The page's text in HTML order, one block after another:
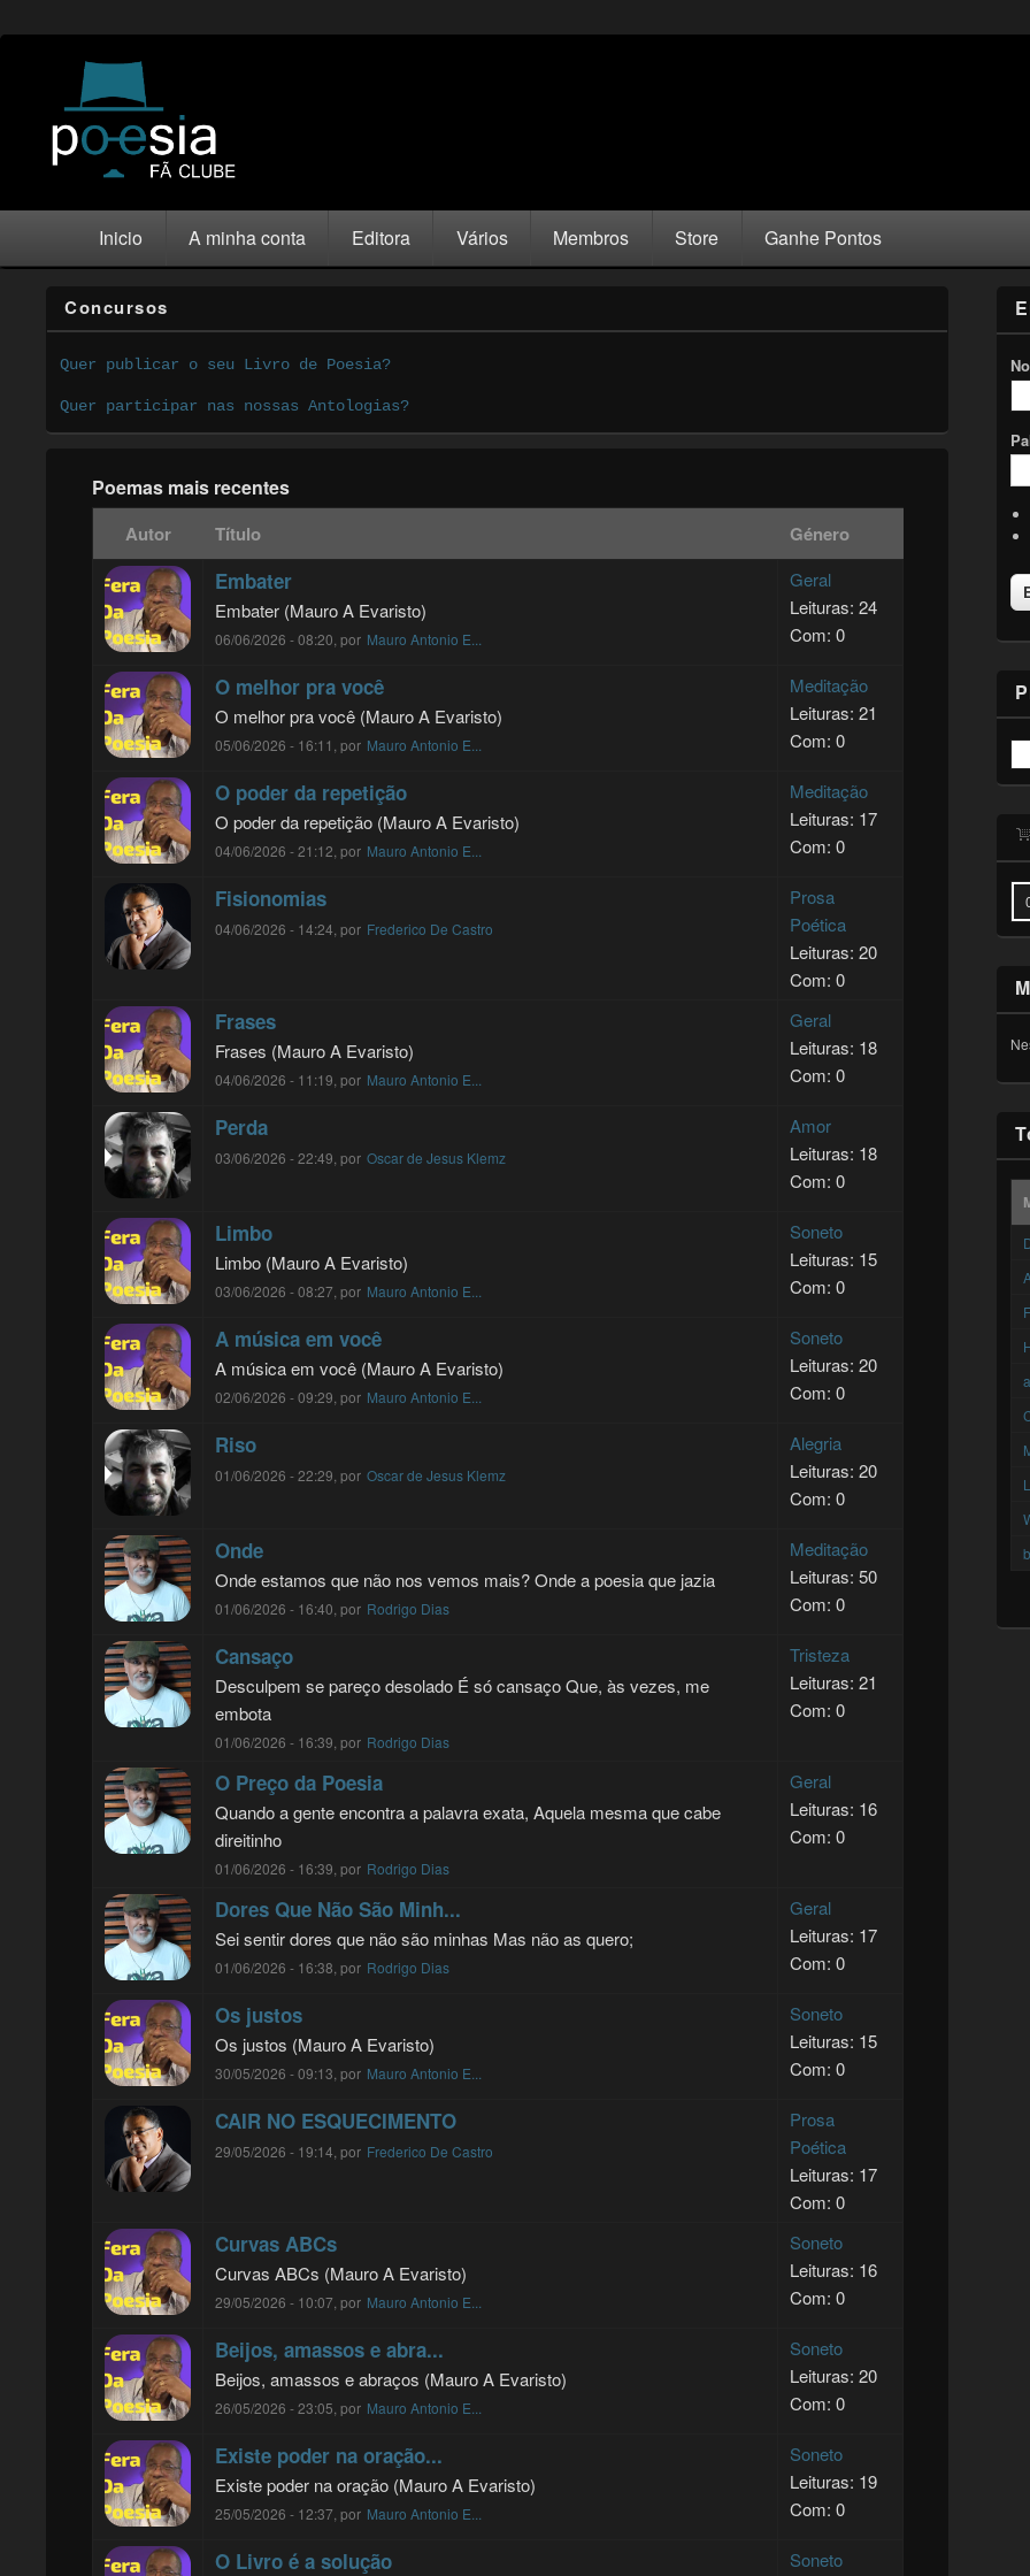
Inicio A minha conta Editora Vários Membros Store Ganhe Pontos
Concursos
Quer publicar o seu Livro de Poesia?
Quer participar nas nossas Antologias?
Poemas mais recentes
Autor Título Género
Embater
Embater (Mauro A Evaristo)
06/06/2026 - 08:20, por Mauro Antonio E...
Geral
Leituras: 24
Com: 0
O melhor pra você
O melhor pra você (Mauro A Evaristo)
05/06/2026 - 16:11, por Mauro Antonio E...
Meditação
Leituras: 21
Com: 0
O poder da repetição
O poder da repetição (Mauro A Evaristo)
04/06/2026 - 21:12, por Mauro Antonio E...
Meditação
Leituras: 17
Com: 0
Fisionomias
04/06/2026 - 14:24, por Frederico De Castro
Prosa
Poética
Leituras: 20
Com: 0
Frases
Frases (Mauro A Evaristo)
04/06/2026 - 11:19, por Mauro Antonio E...
Geral
Leituras: 18
Com: 0
Perda
03/06/2026 - 22:49, por Oscar de Jesus Klemz
Amor
Leituras: 18
Com: 0
Limbo
Limbo (Mauro A Evaristo)
03/06/2026 - 08:27, por Mauro Antonio E...
Soneto
Leituras: 15
Com: 0
A música em você
A música em você (Mauro A Evaristo)
02/06/2026 - 09:29, por Mauro Antonio E...
Soneto
Leituras: 20
Com: 0
Riso
01/06/2026 - 22:29, por Oscar de Jesus Klemz
Alegria
Leituras: 20
Com: 0
Onde
Onde estamos que não nos vemos mais? Onde a poesia que jazia
01/06/2026 - 16:40, por Rodrigo Dias
Meditação
Leituras: 50
Com: 0
Cansaço
Desculpem se pareço desolado É só cansaço Que, às vezes, me
embota
01/06/2026 - 16:39, por Rodrigo Dias
Tristeza
Leituras: 21
Com: 0
O Preço da Poesia
Quando a gente encontra a palavra exata, Aquela mesma que cabe
direitinho
01/06/2026 - 16:39, por Rodrigo Dias
Geral
Leituras: 16
Com: 0
Dores Que Não São Minh...
Sei sentir dores que não são minhas Mas não as quero;
01/06/2026 - 16:38, por Rodrigo Dias
Geral
Leituras: 17
Com: 0
Os justos
Os justos (Mauro A Evaristo)
30/05/2026 - 09:13, por Mauro Antonio E...
Soneto
Leituras: 15
Com: 0
CAIR NO ESQUECIMENTO
29/05/2026 - 19:14, por Frederico De Castro
Prosa
Poética
Leituras: 17
Com: 0
Curvas ABCs
Curvas ABCs (Mauro A Evaristo)
29/05/2026 - 10:07, por Mauro Antonio E...
Soneto
Leituras: 16
Com: 0
Beijos, amassos e abra...
Beijos, amassos e abraços (Mauro A Evaristo)
26/05/2026 - 23:05, por Mauro Antonio E...
Soneto
Leituras: 20
Com: 0
Existe poder na oração...
Existe poder na oração (Mauro A Evaristo)
25/05/2026 - 12:37, por Mauro Antonio E...
Soneto
Leituras: 19
Com: 0
O Livro é a solução
Soneto